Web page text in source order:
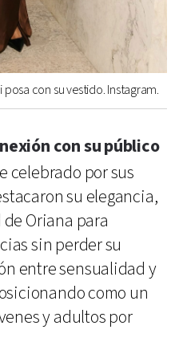
posa con su vestido. Instagram.
con su público
celebrado por sus
su elegancia,
Oriana para
sin perder su
entre sensualidad y
como un
y adultos por